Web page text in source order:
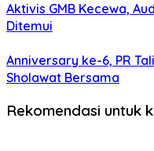
Aktivis GMB Kecewa,
Ditemui
Anniversary ke-6, PR
Sholawat Bersama
Rekomendasi untuk